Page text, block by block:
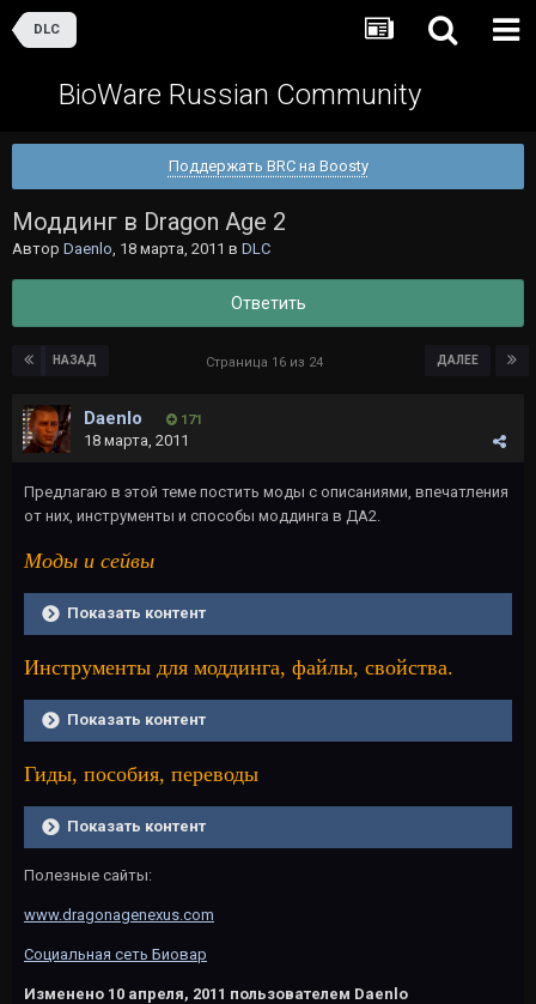
DLC
BioWare Russian Community
Поддержать BRC на Boosty
Моддинг в Dragon Аge 2
Автор Daenlo, 18 марта, 2011 в DLC
Ответить
НАЗАД ДАЛЕЕ
Страница 16 из 24
Daenlo 171
18 марта, 2011
Предлагаю в этой теме постить моды с описаниями, впечатления
от них, инструменты и способы моддинга в ДА2.
Моды и сейвы
Показать контент
Инструменты для моддинга, файлы, свойства.
Показать контент
Гиды, пособия, переводы
Показать контент
Полезные сайты:
www.dragonagenexus.com
Социальная сеть Биовар
Изменено 10 апреля, 2011 пользователем Daenlo